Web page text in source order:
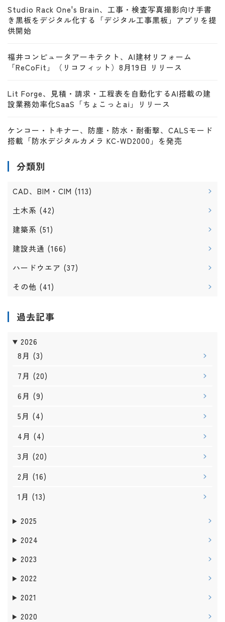
Studio Rack One's Brain、工事・検査写真撮影向け手書
き黒板をデジタル化する「デジタル工事黒板」アプリを提
供開始
福井コンピュータアーキテクト、AI建材リフォーム
「ReCoFit」（リコフィット）8月19日 リリース
Lit Forge、見積・請求・工程表を自動化するAI搭載の建
設業務効率化SaaS「ちょこっとai」リリース
ケンコー・トキナー、防塵・防水・耐衝撃、CALSモード
搭載「防水デジタルカメラ KC-WD2000」を発売
分類別
CAD、BIM・CIM (113)
土木系 (42)
建築系 (51)
建設共通 (166)
ハードウエア (37)
その他 (41)
過去記事
2026
8月 (3)
7月 (20)
6月 (9)
5月 (4)
4月 (4)
3月 (20)
2月 (16)
1月 (13)
2025
2024
2023
2022
2021
2020